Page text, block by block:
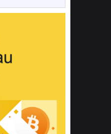
rõ rệt sự khác
đệm nâng đỡ
chọn các dòng
chất lượng quốc
tình trạng kích
trong điều kiện
có thể tìm hiểu
khoa học về tác
môi trường